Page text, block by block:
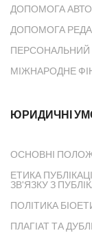
ДОПОМОГА
ДОПОМОГА
ПЕРСОНАЛЬНИЙ
МІЖНАРОДНЕ
ЮРИДИЧНІ
ОСНОВНІ
ЕТИКА
ЗВ'ЯЗКУ З
ПОЛІТИКА
ПЛАГІАТ ТА